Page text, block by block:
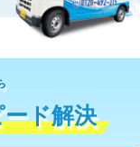
ド解決